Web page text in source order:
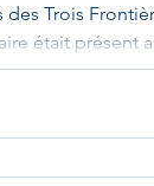
des Trois
était présent
avec Les
de participer